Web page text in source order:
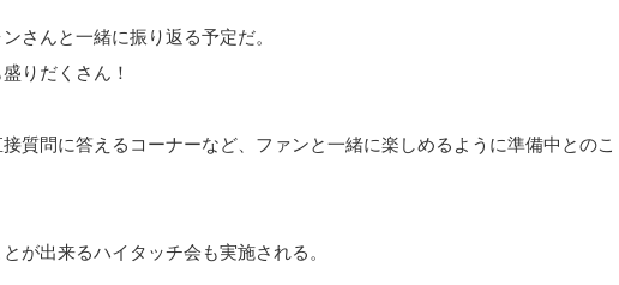
さんと一緒に振り返る予定だ。
りだくさん！
質問に答えるコーナーなど、ファンと一緒に楽しめるように準備中とのこ
が出来るハイタッチ会も実施される。